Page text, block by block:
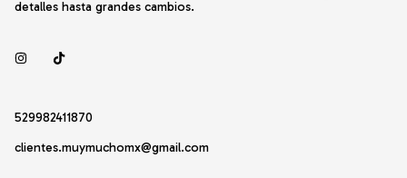
detalles hasta grandes cambios.
529982411870
clientes.muymuchomx@gmail.com